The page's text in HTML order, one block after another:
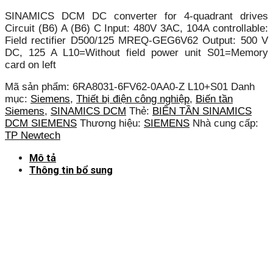
SINAMICS DCM DC converter for 4-quadrant drives
Circuit (B6) A (B6) C Input: 480V 3AC, 104A controllable:
Field rectifier D500/125 MREQ-GEG6V62 Output: 500 V
DC, 125 A L10=Without field power unit S01=Memory
card on left
Mã sản phẩm: 6RA8031-6FV62-0AA0-Z L10+S01 Danh
mục: Siemens, Thiết bị điện công nghiệp, Biến tần
Siemens, SINAMICS DCM Thẻ: BIẾN TẦN SINAMICS
DCM SIEMENS Thương hiệu: SIEMENS Nhà cung cấp:
TP Newtech
Mô tả
Thông tin bổ sung